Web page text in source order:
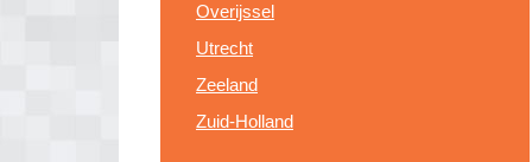
Overijssel
Utrecht
Zeeland
Zuid-Holland